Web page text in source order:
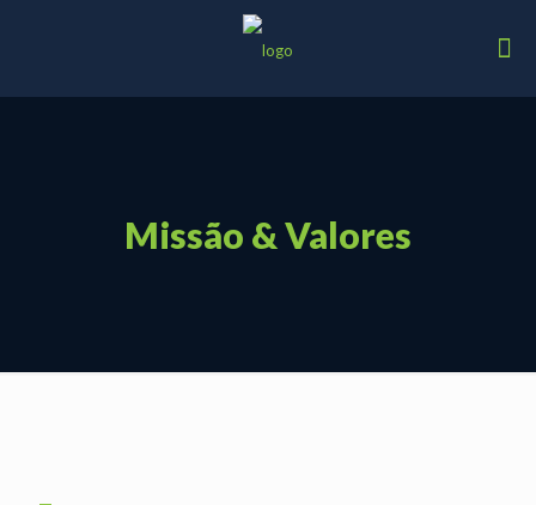
Missão & Valores